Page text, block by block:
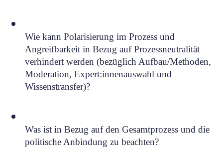
Wie kann Polarisierung im Prozess und
Angreifbarkeit in Bezug auf Prozessneutralität
verhindert werden (bezüglich Aufbau/Methoden,
Moderation, Expert:innenauswahl und
Wissenstransfer)?
Was ist in Bezug auf den Gesamtprozess und die
politische Anbindung zu beachten?